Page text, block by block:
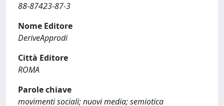
88-87423-87-3
Nome Editore
DeriveApprodi
Città Editore
ROMA
Parole chiave
movimenti sociali; nuovi media; semiotica